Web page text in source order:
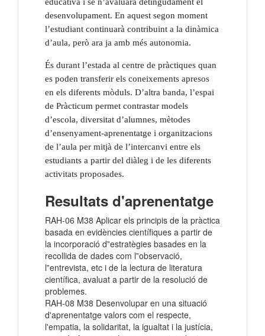
educativa i se n’avaluarà detingudament el
desenvolupament. En aquest segon moment
l’estudiant continuarà contribuint a la dinàmica
d’aula, però ara ja amb més autonomia.
És durant l’estada al centre de pràctiques quan
es poden transferir els coneixements apresos
en els diferents mòduls. D’altra banda, l’espai
de Pràcticum permet contrastar models
d’escola, diversitat d’alumnes, mètodes
d’ensenyament-aprenentatge i organitzacions
de l’aula per mitjà de l’intercanvi entre els
estudiants a partir del diàleg i de les diferents
activitats proposades.
Resultats d'aprenentatge
RAH-06 M38 Aplicar els principis de la pràctica
basada en evidències científiques a partir de
la incorporació d‟estratègies basades en la
recollida de dades com l‟observació,
l‟entrevista, etc i de la lectura de literatura
científica, avaluat a partir de la resolució de
problemes.
RAH-08 M38 Desenvolupar en una situació
d'aprenentatge valors com el respecte,
l'empatia, la solidaritat, la igualtat i la justícia,